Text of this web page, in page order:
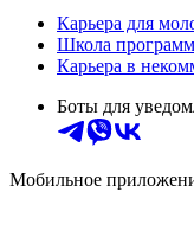
Карьера для
Школа
Карьера в
Боты для
Мобильное